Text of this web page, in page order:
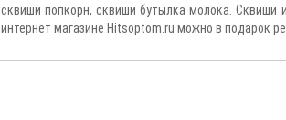
сквиши попкорн, сквиши бутылка молока. Сквиши
интернет магазине Hitsoptom.ru можно в подарок